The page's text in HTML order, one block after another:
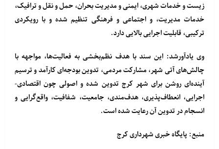
زیست و خدمات شهری، ایمنی و مدیریت بحران، حمل و نقل و ترافیک،
خدمات مدیریت، و اجتماعی و فرهنگی تنظیم شده و با رویکردی
ترکیبی، قابلیت اجرایی بالایی دارد.
وی یادآورشد: این سند با هدف نظم‌بخشی به فعالیت‌ها، مواجهه با
چالش‌های آتی شهر، مشارکت مردمی، تدوین بودجه‌ای کارآمد و ترسیم
آینده‌ای روشن برای شهر کرج تدوین شده و اصولی چون اقتصادی-
اجرایی، انعطاف‌پذیری، هدف‌مندی، جامعیت، شفافیت، واقع‌گرایی و
انسجام در تدوین آن رعایت شده است.
منبع: پایگاه خبری شهرداری کرج